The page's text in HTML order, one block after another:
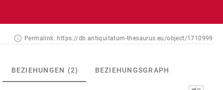
Permalink: https://db.antiquitatum-thesaurus.eu/object/1710999
BEZIEHUNGEN (2) BEZIEHUNGSGRAPH